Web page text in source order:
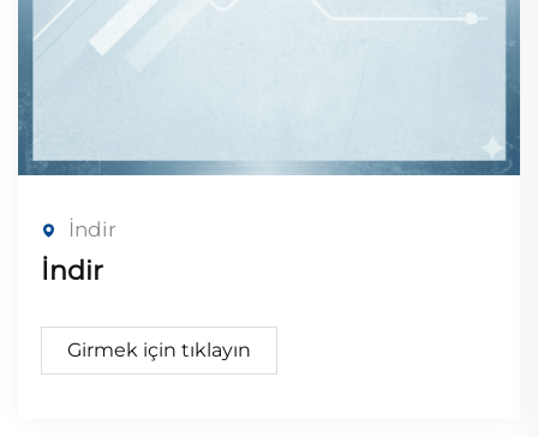
İndir
İndir
Girmek için tıklayın